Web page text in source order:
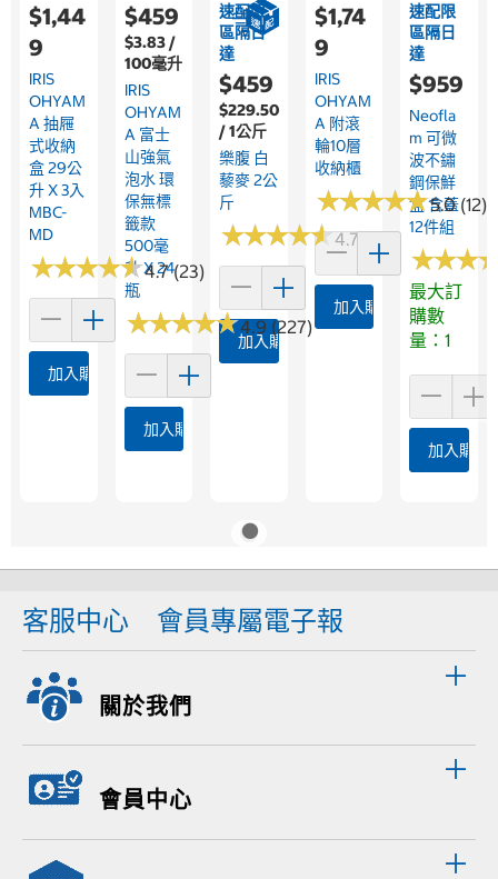
$1,44
9
IRIS
OHYAM
A 抽屜
式收納
盒 29公
升 X 3入
MBC-
MD
★★★★★
★★★★★4.7 (23)
加入購物車
$459
$3.83 /
100毫升
IRIS
OHYAM
A 富士
山強氣
泡水 環
保無標
籤款
500毫
升 X 24
瓶
★★★★★
★★★★★4.9 (227)
加入購物車
速配限
區隔日
達
$459
$229.50
/ 1公斤
樂腹 白
藜麥 2公
斤
★★★★★
★★★★★4.7 (23)
加入購物車
$1,74
9
IRIS
OHYAM
A 附滾
輪10層
收納櫃
★★★★★
★★★★★5.0 (12)
加入購物車
速配限
區隔日
達
$959
Neofla
M 可微
波不鏽
鋼保鮮
盒 含蓋
12件組
★★★
★★★
最大訂
購數
量：1
加入購物
客服中心 會員專屬電子報
關於我們
會員中心